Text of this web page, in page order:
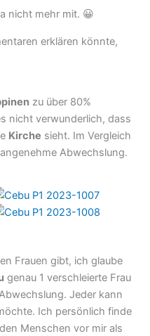
nicht mehr mit. 😀
erklären könnte,
zu über 80%
nicht verwunderlich, dass
Kirche sieht. Im Vergleich
Abwechslung.
Frauen gibt, ich glaube
genau 1 verschleierte Frau
Jeder kann
Ich persönlich finde
Menschen vor mir als